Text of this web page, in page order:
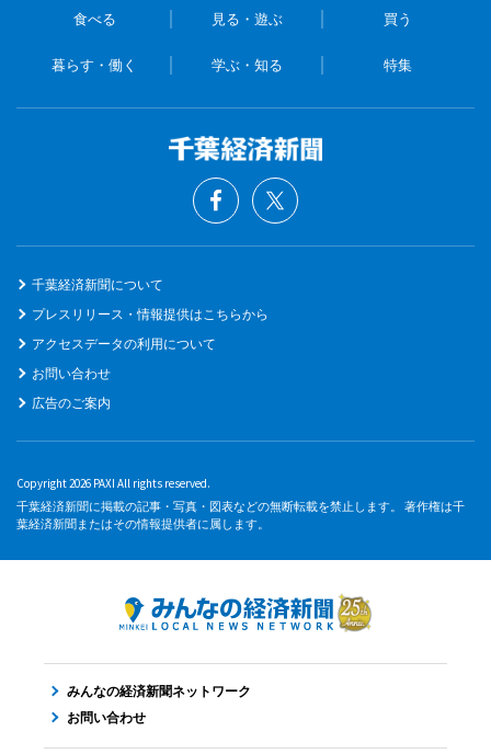
食べる 見る・遊ぶ 買う
暮らす・働く 学ぶ・知る 特集
千葉経済新聞について
プレスリリース・情報提供はこちらから
アクセスデータの利用について
お問い合わせ
広告のご案内
Copyright 2026 PAXI All rights reserved.
千葉経済新聞に掲載の記事・写真・図表などの無断転載を禁止します。 著作権は千
葉経済新聞またはその情報提供者に属します。
みんなの経済新聞ネットワーク
お問い合わせ